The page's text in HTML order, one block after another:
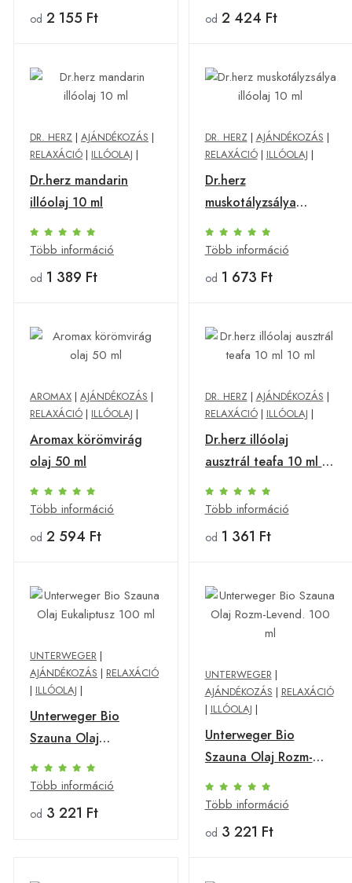
od 2 155 Ft od 2 424 Ft
DR. HERZ | AJÁNDÉKOZÁS |
RELAXÁCIÓ | ILLÓOLAJ |
Dr.herz mandarin
illóolaj 10 ml
Több információ
od 1 389 Ft
DR. HERZ | AJÁNDÉKOZÁS |
RELAXÁCIÓ| ILLÓOLAJ |
Dr.herz
muskotályzsálya
illóolaj 10 ml
Több információ
od 1 673 Ft
AROMAX | AJÁNDÉKOZÁS |
RELAXÁCIÓ | ILLÓOLAJ |
Aromax körömvirág
olaj 50 ml
Több információ
od 2 594 Ft
DR. HERZ | AJÁNDÉKOZÁS |
RELAXÁCIÓ| ILLÓOLAJ |
Dr.herz illóolaj
ausztrál teafa 10 ml 10
ml
Több információ
od 1 361 Ft
UNTERWEGER |
AJÁNDÉKOZÁS | RELAXÁCIÓ
| ILLÓOLAJ |
Unterweger Bio
Szauna Olaj
Eukaliptusz 100 ml
Több információ
od 3 221 Ft
UNTERWEGER|
AJÁNDÉKOZÁS | RELAXÁCIÓ
| ILLÓOLAJ |
Unterweger Bio
Szauna Olaj Rozm-
Levend. 100 ml
Több információ
od 3 221 Ft